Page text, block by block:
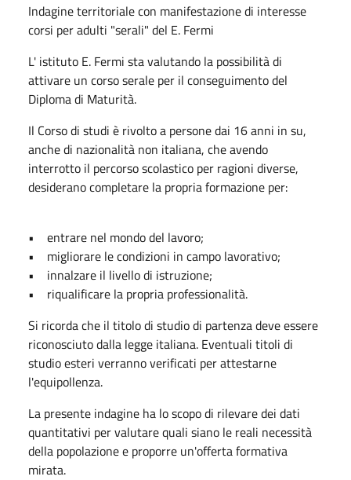
Indagine territoriale con manifestazione di interesse
corsi per adulti "serali" del E. Fermi
L' istituto E. Fermi sta valutando la possibilità di
attivare un corso serale per il conseguimento del
Diploma di Maturità.
Il Corso di studi è rivolto a persone dai 16 anni in su,
anche di nazionalità non italiana, che avendo
interrotto il percorso scolastico per ragioni diverse,
desiderano completare la propria formazione per:
• entrare nel mondo del lavoro;
• migliorare le condizioni in campo lavorativo;
• innalzare il livello di istruzione;
• riqualificare la propria professionalità.
Si ricorda che il titolo di studio di partenza deve essere
riconosciuto dalla legge italiana. Eventuali titoli di
studio esteri verranno verificati per attestarne
l'equipollenza.
La presente indagine ha lo scopo di rilevare dei dati
quantitativi per valutare quali siano le reali necessità
della popolazione e proporre un'offerta formativa
mirata.